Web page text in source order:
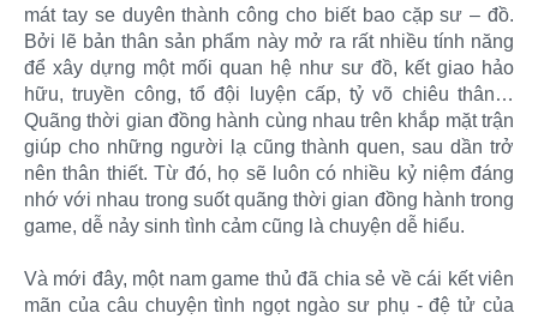
mát tay se duyên thành công cho biết bao cặp sư – đồ.
Bởi lẽ bản thân sản phẩm này mở ra rất nhiều tính năng
để xây dựng một mối quan hệ như sư đồ, kết giao hảo
hữu, truyền công, tổ đội luyện cấp, tỷ võ chiêu thân…
Quãng thời gian đồng hành cùng nhau trên khắp mặt trận
giúp cho những người lạ cũng thành quen, sau dần trở
nên thân thiết. Từ đó, họ sẽ luôn có nhiều kỷ niệm đáng
nhớ với nhau trong suốt quãng thời gian đồng hành trong
game, dễ nảy sinh tình cảm cũng là chuyện dễ hiểu.
Và mới đây, một nam game thủ đã chia sẻ về cái kết viên
mãn của câu chuyện tình ngọt ngào sư phụ - đệ tử của